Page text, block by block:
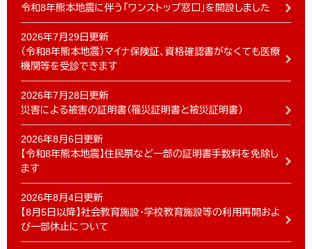
令和8年熊本地震に伴う「ワンストップ窓口」を開設しました
2026年7月29日更新
（令和8年熊本地震）マイナ保険証、資格確認書がなくても医療
機関等を受診できます
2026年7月28日更新
災害による被害の証明書（罹災証明書と被災証明書）
2026年8月6日更新
【令和8年熊本地震】住民票など一部の証明書手数料を免除し
ます
2026年8月4日更新
【8月5日以降】社会教育施設・学校教育施設等の利用再開およ
び一部休止について